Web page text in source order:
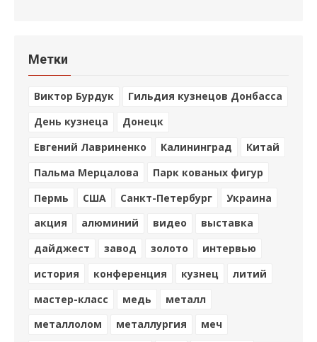
Метки
Виктор Бурдук
Гильдия кузнецов Донбасса
День кузнеца
Донецк
Евгений Лавриненко
Калининград
Китай
Пальма Мерцалова
Парк кованых фигур
Пермь
США Санкт-Петербург
Украина
акция
алюминий видео
выставка
дайджест
завод золото
интервью
история
конференция кузнец
литий
мастер-класс
медь
металл
металлолом
металлургия
меч